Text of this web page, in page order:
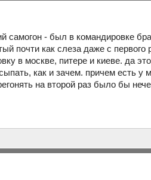
самогон - был в командировке
почти как слеза даже с первого
в москве, питере и киеве. да
как и зачем. причем есть у
на второй раз было бы